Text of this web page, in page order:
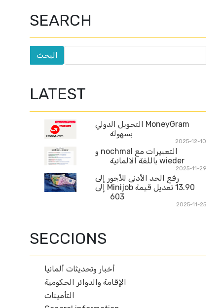
SEARCH
LATEST
MoneyGram التحويل الدولي
بسهولة
2025-12-10
التعبيرات مع nochmal و
wieder باللغة الالمانية
2025-11-29
رفع الحد الأدنى للأجور إلى
13.90 تعديل قيمة Minijob إلى
603
2025-11-25
SECCIONS
أخبار وتحديثات ألمانيا
الإقامة والدوائر الحكومية
التأمينات